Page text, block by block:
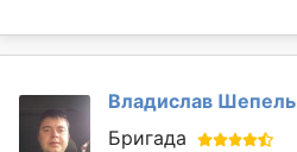
Владислав Шепель
Бригада